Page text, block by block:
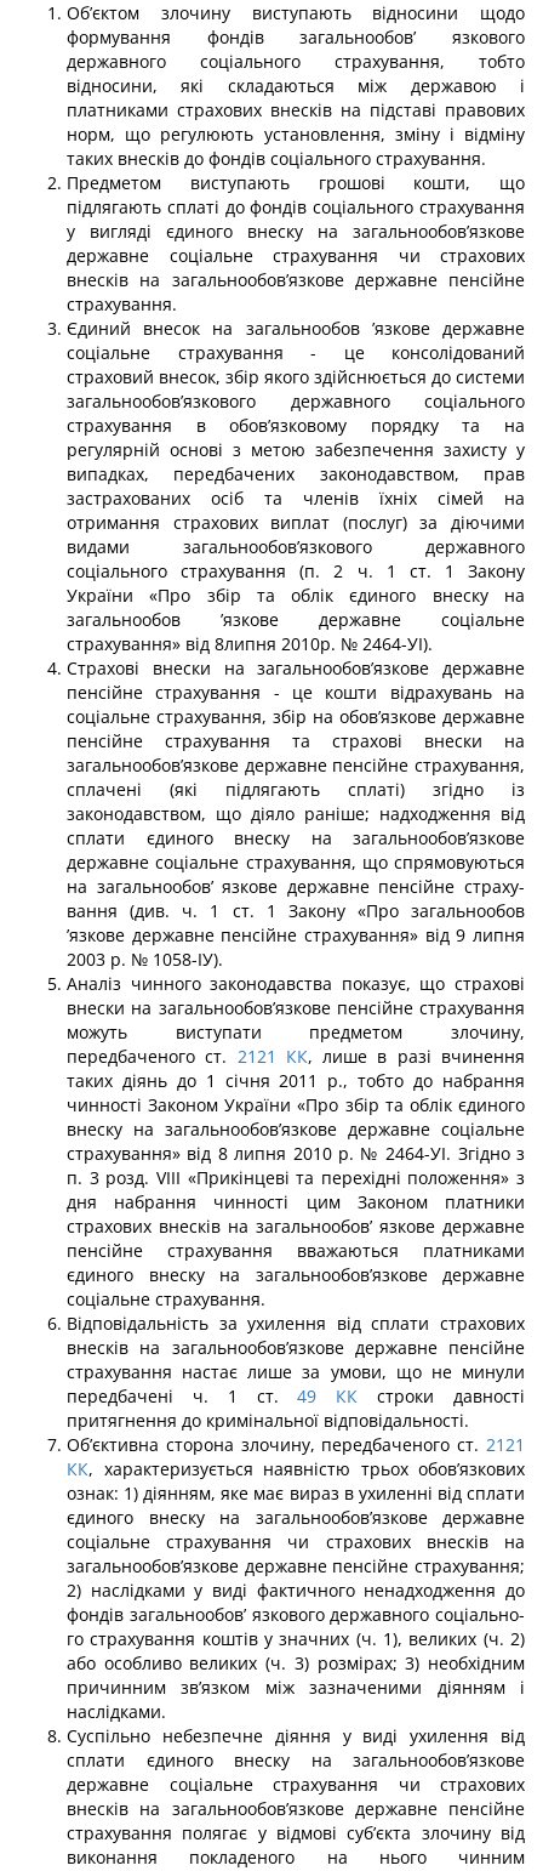
Об’єктом злочину виступають відносини щодо
формування фондів загальнообов’ язкового
державного соціального страхування, тобто
відносини, які складаються між державою і
платниками страхових внесків на підставі правових
норм, що регулюють установлення, зміну і відміну
таких внесків до фондів соціального страхування.
Предметом виступають грошові кошти, що
підлягають сплаті до фондів соці­ального страхування
у вигляді єдиного внеску на загальнообов’язкове
державне со­ціальне страхування чи страхових
внесків на загальнообов’язкове державне пенсійне
страхування.
Єдиний внесок на загальнообов ’язкове державне
соціальне страхування - це консолідований
страховий внесок, збір якого здійснюється до системи
загальнообов’язкового державного соціального
страхування в обов’язковому порядку та на
регулярній основі з метою забезпечення захисту у
випадках, передбачених за­конодавством, прав
застрахованих осіб та членів їхніх сімей на
отримання страхових виплат (послуг) за діючими
видами загальнообов’язкового державного
соціального страхування (п. 2 ч. 1 ст. 1 Закону
України «Про збір та облік єдиного внеску на
загальнообов ’язкове державне соціальне
страхування» від 8липня 2010р. № 2464-УІ).
Страхові внески на загальнообов’язкове державне
пенсійне страхування - це кошти відрахувань на
соціальне страхування, збір на обов’язкове державне
пенсійне страхування та страхові внески на
загальнообов’язкове державне пенсійне страхуван­ня,
сплачені (які підлягають сплаті) згідно із
законодавством, що діяло раніше; над­ходження від
сплати єдиного внеску на загальнообов’язкове
державне соціальне страхування, що спрямовуються
на загальнообов’ язкове державне пенсійне страху­
вання (див. ч. 1 ст. 1 Закону «Про загальнообов
’язкове державне пенсійне страхуван­ня» від 9 липня
2003 р. № 1058-ІУ).
Аналіз чинного законодавства показує, що страхові
внески на загальнообов’язкове пенсійне страхування
можуть виступати предметом злочину,
передбаченого ст. 2121 КК, лише в разі вчинення
таких діянь до 1 січня 2011 р., тобто до набрання
чинності Законом України «Про збір та облік єдиного
внеску на загальнообов’язкове державне соціальне
страхування» від 8 липня 2010 р. № 2464-УІ. Згідно з
п. 3 розд. VIII «Прикінцеві та перехідні положення» з
дня набрання чинності цим Законом платники
страхових внесків на загальнообов’ язкове державне
пенсійне страхування вважаються платниками
єдино­го внеску на загальнообов’язкове державне
соціальне страхування.
Відповідальність за ухилення від сплати страхових
внесків на загальнообов’язкове державне пенсійне
страхування настає лише за умови, що не минули
передбачені ч. 1 ст. 49 КК строки давності
притягнення до кримінальної відповідальності.
Об’єктивна сторона злочину, передбаченого ст. 2121
КК, характеризується на­явністю трьох обов’язкових
ознак: 1) діянням, яке має вираз в ухиленні від сплати
єдиного внеску на загальнообов’язкове державне
соціальне страхування чи страхових внесків на
загальнообов’язкове державне пенсійне страхування;
2) наслідками у виді фактичного ненадходження до
фондів загальнообов’ язкового державного соціально­
го страхування коштів у значних (ч. 1), великих (ч. 2)
або особливо великих (ч. 3) розмірах; 3) необхідним
причинним зв’язком між зазначеними діянням і
наслідками.
Суспільно небезпечне діяння у виді ухилення від
сплати єдиного внеску на загальнообов’язкове
державне соціальне страхування чи страхових
внесків на загальнообов’язкове державне пенсійне
страхування полягає у відмові суб’єкта зло­чину від
виконання покладеного на нього чинним